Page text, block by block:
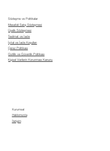
Sözleşme ve Politikalar
Mesafeli Satış Sözleşmesi
Üyelik Sözleşmesi
Teslimat ve İade
İptal ve İade Koşulları
Çerez Politikası
Kişisel Verilerin Korunması Kanunu
Gizlilik ve Güvenlik Politikası
Kurumsal
Hakkımızda
İletişim